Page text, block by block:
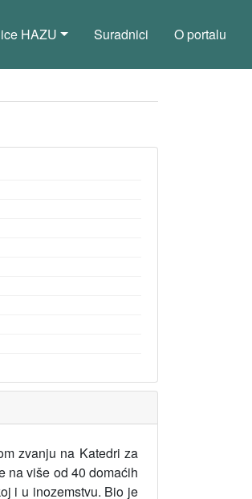
HAZU Suradnici O portalu
zvanju na Katedri za
na više od 40 domaćih
i u inozemstvu. Bio je